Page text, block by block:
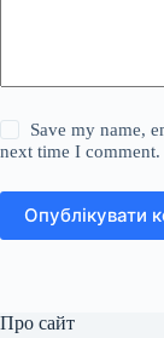
Save my name,
next time I comment.
Опублікувати
Про сайт